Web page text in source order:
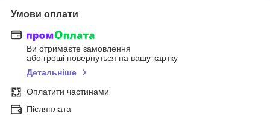
Умови оплати
Ви отримаєте замовлення
або гроші повернуться на вашу картку
Детальніше
Оплатити частинами
Післяплата